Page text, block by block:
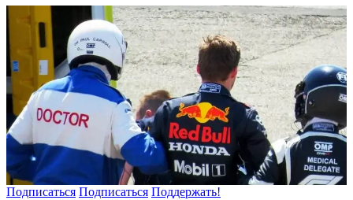
Подписаться Подписаться Поддержать!